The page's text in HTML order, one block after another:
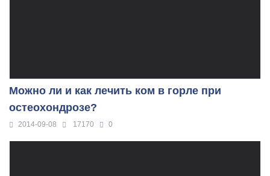
Можно ли и как лечить ком в горле при
остеохондрозе?
2014-09-08 17170 0